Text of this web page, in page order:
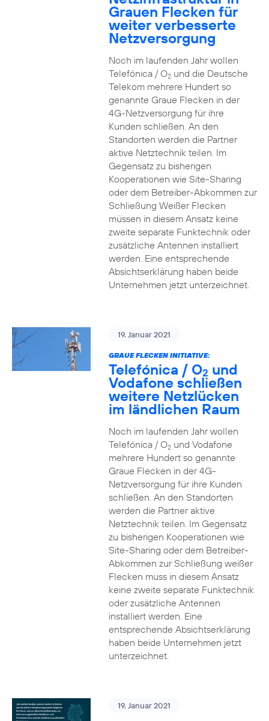
Grauen Flecken für
weiter verbesserte
Netzversorgung
Noch im laufenden Jahr wollen
Telefónica / O2und die Deutsche
Telekom mehrere Hundert so
genannte Graue Flecken in der
4G-Netzversorgung für ihre
Kunden schließen. An den
Standorten werden die Partner
aktive Netztechnik teilen. Im
Gegensatz zu bisherigen
Kooperationen wie Site-Sharing
oder dem Betreiber-Abkommen zur
Schließung Weißer Flecken
müssen in diesem Ansatz keine
zweite separate Funktechnik oder
zusätzliche Antennen installiert
werden. Eine entsprechende
Absichtserklärung haben beide
Unternehmen jetzt unterzeichnet.
19. Januar 2021
GRAUE FLECKEN INITIATIVE:
Telefónica / O2 und
Vodafone schließen
weitere Netzlücken
im ländlichen Raum
Noch im laufenden Jahr wollen
Telefónica / O2und Vodafone
mehrere Hundert so genannte
Graue Flecken in der 4G-
Netzversorgung für ihre Kunden
schließen. An den Standorten
werden die Partner aktive
Netztechnik teilen. Im Gegensatz
zu bisherigen Kooperationen wie
Site-Sharing oder dem Betreiber-
Abkommen zur Schließung weißer
Flecken muss in diesem Ansatz
keine zweite separate Funktechnik
oder zusätzliche Antennen
installiert werden. Eine
entsprechende Absichtserklärung
haben beide Unternehmen jetzt
unterzeichnet.
19. Januar 2021